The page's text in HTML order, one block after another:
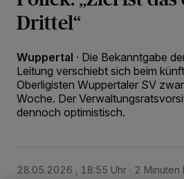
Drittel“
Wuppertal · Die Bekanntgabe
Leitung verschiebt sich beim
Oberligisten Wuppertaler SV
Woche. Der
dennoch optimistisch.
28.05.2026 , 18:55 Uhr 2 Minuten